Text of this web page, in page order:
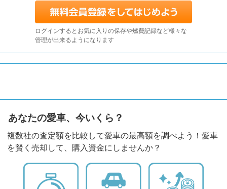
ログインするとお気に入りの保存や燃費記録など様々な
管理が出来るようになります
あなたの愛車、今いくら？
複数社の査定額を比較して愛車の最高額を調べよう！愛車
を賢く売却して、購入資金にしませんか？